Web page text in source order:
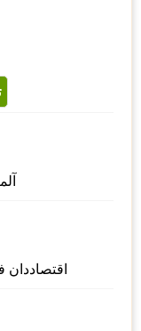
اقتصاددان فارغ‌التحصیل،